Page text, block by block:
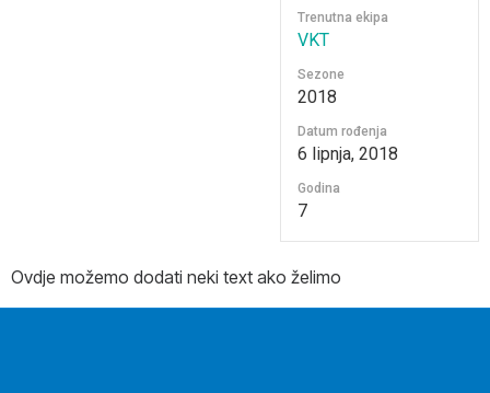
Trenutna ekipa
VKT
Sezone
2018
Datum rođenja
6 lipnja, 2018
Godina
7
Ovdje možemo dodati neki text ako želimo